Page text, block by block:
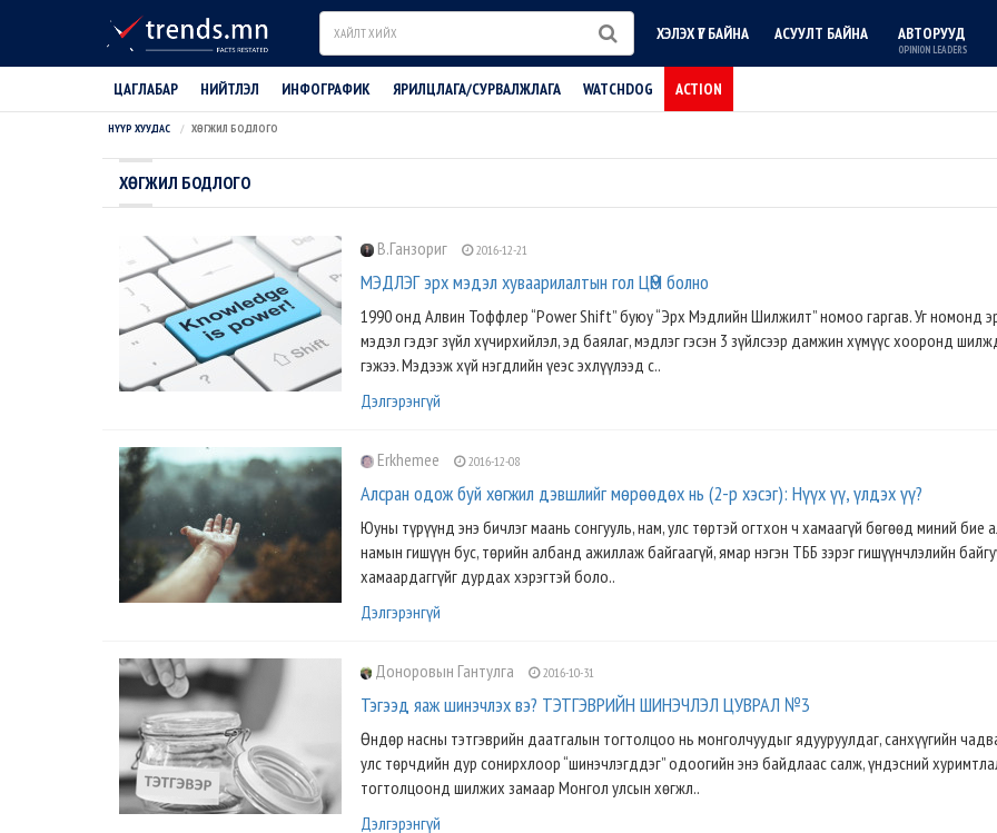
Search ХЭЛЭХ ҮГ БАЙНА АСУУЛТ БАЙНА АВТОРУУД
OPINION LEADERS
ЦАГЛАБАР НИЙТЛЭЛ ИНФОГРАФИК ЯРИЛЦЛАГА/СУРВАЛЖЛАГА WATCHDOG ACTION
НҮҮР ХУУДАС ХӨГЖИЛ БОДЛОГО
ХӨГЖИЛ БОДЛОГО
В.Ганзориг 2016-12-21
МЭДЛЭГ эрх мэдэл хуваарилалтын гол ЦӨМ болно
1990 онд Алвин Тоффлер “Power Shift” буюу “Эрх Мэдлийн Шилжилт” номоо гаргав. Уг номонд
мэдэл гэдэг зүйл хүчирхийлэл, эд баялаг, мэдлэг гэсэн 3 зүйлсээр дамжин хүмүүс хооронд
гэжээ. Мэдээж хүй нэгдлийн үеэс эхлүүлээд с..
Дэлгэрэнгүй
Erkhemee 2016-12-08
Алсран одож буй хөгжил дэвшлийг мөрөөдөх нь (2-р хэсэг): Нүүх үү, үлдэх үү?
Юуны түрүүнд энэ бичлэг маань сонгууль, нам, улс төртэй огтхон ч хамаагүй бөгөөд миний бие
намын гишүүн бус, төрийн албанд ажиллаж байгаагүй, ямар нэгэн ТББ зэрэг гишүүнчлэлийн
хамаардаггүйг дурдах хэрэгтэй боло..
Дэлгэрэнгүй
Доноровын Гантулга 2016-10-31
Тэгээд яаж шинэчлэх вэ? ТЭТГЭВРИЙН ШИНЭЧЛЭЛ ЦУВРАЛ №3
Өндөр насны тэтгэврийн даатгалын тогтолцоо нь монголчуудыг ядууруулдаг, санхүүгийн
улс төрчдийн дур сонирхлоор “шинэчлэгддэг” одоогийн энэ байдлаас салж, үндэсний
тогтолцоонд шилжих замаар Монгол улсын хөгжл..
Дэлгэрэнгүй